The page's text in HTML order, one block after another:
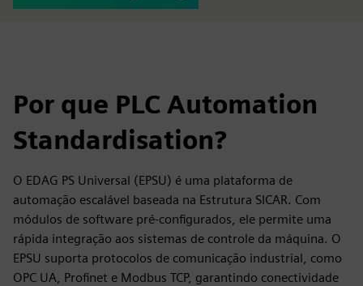
Por que PLC Automation
Standardisation?
O EDAG PS Universal (EPSU) é uma plataforma de
automação escalável baseada na Estrutura SICAR. Com
módulos de software pré-configurados, ele permite uma
rápida integração aos sistemas de controle da máquina. O
EPSU suporta protocolos de comunicação industrial, como
OPC UA, Profinet e Modbus TCP, garantindo conectividade